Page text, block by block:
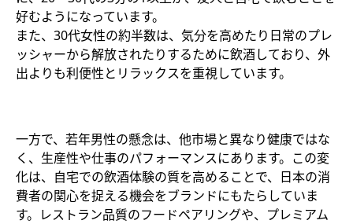
好むようになっています。
また、30代女性の約半数は、気分を高めたり日常のプレ
ッシャーから解放されたりするために飲酒しており、外
出よりも利便性とリラックスを重視しています。
一方で、若年男性の懸念は、他市場と異なり健康ではな
く、生産性や仕事のパフォーマンスにあります。この変
化は、自宅での飲酒体験の質を高めることで、日本の消
費者の関心を捉える機会をブランドにもたらしていま
す。レストラン品質のフードペアリングや、プレミアム